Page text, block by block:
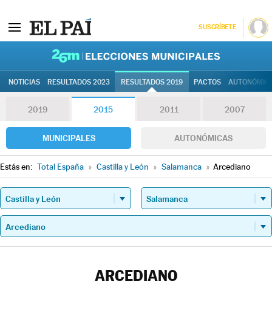
SUSCRÍBETE
NOTICIAS RESULTADOS 2023 RESULTADOS 2019 PACTOS
2019 2015 2011 2007
MUNICIPALES AUTONÓMICAS
Estás en: Total España » Castilla y León » Salamanca » Arcediano
ARCEDIANO